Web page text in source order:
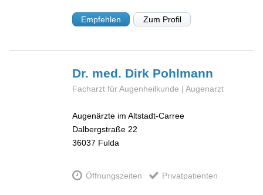
Empfehlen Zum Profil
Dr. med. Dirk Pohlmann
Facharzt für Augenheilkunde | Augenarzt
Augenärzte im Altstadt-Carree
Dalbergstraße 22
36037 Fulda
Öffnungszeiten Privatpatienten